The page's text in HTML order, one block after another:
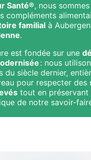
Santé®, nous
compléments
familial à
.
est fondée sur une
: nous
du siècle dernier,
pour respecter des
tout en préservant
de notre savoir-